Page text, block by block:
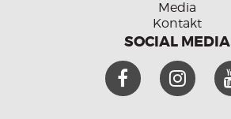
Media
Kontakt
SOCIAL MEDIA